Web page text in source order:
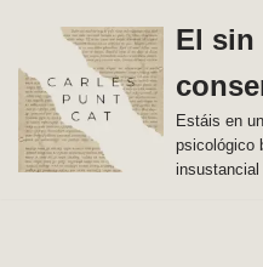
Vés
al
contingut
El sin
Estáis en
psicológico